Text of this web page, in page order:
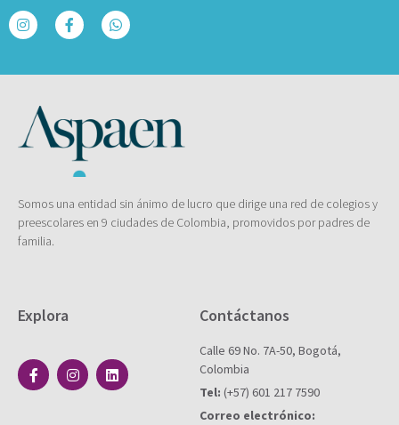
Somos una entidad sin ánimo de lucro que dirige una red de colegios y
preescolares en 9 ciudades de Colombia, promovidos por padres de
familia.
Explora Contáctanos
Calle 69 No. 7A-50, Bogotá,
Colombia
Tel: (+57) 601 217 7590
Correo electrónico: